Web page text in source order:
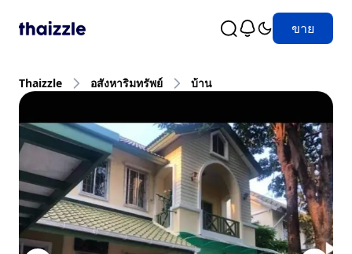
ขาย
Thaizzle อสังหาริมทรัพย์ บ้าน